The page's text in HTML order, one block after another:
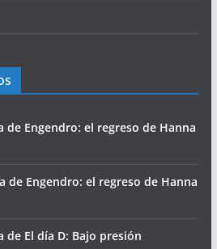
de Engendro: el regreso de Hanna
de Engendro: el regreso de Hanna
de El día D: Bajo presión